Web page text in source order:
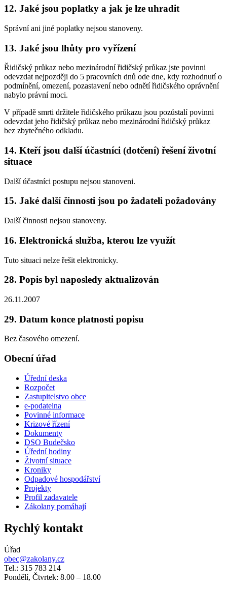
12. Jaké jsou poplatky a jak je lze uhradit
Správní ani jiné poplatky nejsou stanoveny.
13. Jaké jsou lhůty pro vyřízení
Řidičský průkaz nebo mezinárodní řidičský průkaz jste povinni
odevzdat nejpozději do 5 pracovních dnů ode dne, kdy rozhodnutí o
podmínění, omezení, pozastavení nebo odnětí řidičského oprávnění
nabylo právní moci.
V případě smrti držitele řidičského průkazu jsou pozůstalí povinni
odevzdat jeho řidičský průkaz nebo mezinárodní řidičský průkaz
bez zbytečného odkladu.
14. Kteří jsou další účastníci (dotčení) řešení životní
situace
Další účastníci postupu nejsou stanoveni.
15. Jaké další činnosti jsou po žadateli požadovány
Další činnosti nejsou stanoveny.
16. Elektronická služba, kterou lze využít
Tuto situaci nelze řešit elektronicky.
28. Popis byl naposledy aktualizován
26.11.2007
29. Datum konce platnosti popisu
Bez časového omezení.
Obecní úřad
Úřední deska
Rozpočet
Zastupitelstvo obce
e-podatelna
Povinné informace
Krizové řízení
Dokumenty
DSO Budečsko
Úřední hodiny
Životní situace
Kroniky
Odpadové hospodářství
Projekty
Profil zadavatele
Zákolany pomáhají
Rychlý kontakt
Úřad
obec@zakolany.cz
Tel.: 315 783 214
Pondělí, Čtvrtek: 8.00 – 18.00